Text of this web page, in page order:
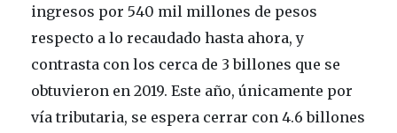
ingresos por 540 mil millones de pesos
respecto a lo recaudado hasta ahora, y
contrasta con los cerca de 3 billones que se
obtuvieron en 2019. Este año, únicamente por
vía tributaria, se espera cerrar con 4.6 billones